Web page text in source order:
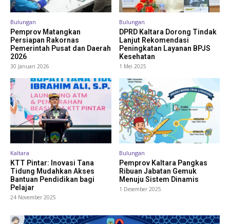
Bulungan
Pemprov Matangkan
Persiapan Rakornas
Pemerintah Pusat dan Daerah
2026
30 Januari 2026
Bulungan
DPRD Kaltara Dorong Tindak
Lanjut Rekomendasi
Peningkatan Layanan BPJS
Kesehatan
1 Mei 2025
Kaltara
KTT Pintar: Inovasi Tana
Tidung Mudahkan Akses
Bantuan Pendidikan bagi
Pelajar
24 November 2025
Bulungan
Pemprov Kaltara Pangkas
Ribuan Jabatan Gemuk
Menuju Sistem Dinamis
1 Desember 2025